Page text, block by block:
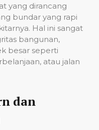
yang dirancang
bundar yang rapi
Hal ini sangat
bangunan,
besar seperti
atau jalan
dan